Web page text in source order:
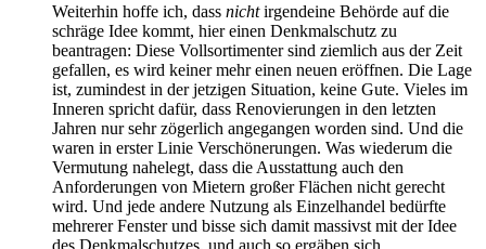
Weiterhin hoffe ich, dass nichtirgendeine Behörde auf die
schräge Idee kommt, hier einen Denkmalschutz zu
beantragen: Diese Vollsortimenter sind ziemlich aus der Zeit
gefallen, es wird keiner mehr einen neuen eröffnen. Die Lage
ist, zumindest in der jetzigen Situation, keine Gute. Vieles im
Inneren spricht dafür, dass Renovierungen in den letzten
Jahren nur sehr zögerlich angegangen worden sind. Und die
waren in erster Linie Verschönerungen. Was wiederum die
Vermutung nahelegt, dass die Ausstattung auch den
Anforderungen von Mietern großer Flächen nicht gerecht
wird. Und jede andere Nutzung als Einzelhandel bedürfte
mehrerer Fenster und bisse sich damit massivst mit der Idee
des Denkmalschutzes, und auch so ergäben sich